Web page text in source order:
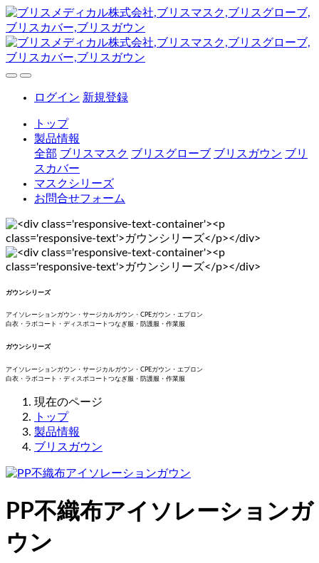
ログイン 新規登録
トップ
製品情報
全部 ブリスマスク ブリスグローブ ブリスガウン ブリ
スカバー
マスクシリーズ
お問合せフォーム
ガウンシリーズ
アイソレーションガウン・サージカルガウン・CPEガウン・エプロン
白衣・ラボコート・ディスポコートつなぎ服・防護服・作業服
ガウンシリーズ
アイソレーションガウン・サージカルガウン・CPEガウン・エプロン
白衣・ラボコート・ディスポコートつなぎ服・防護服・作業服
現在のページ
トップ
製品情報
ブリスガウン
PP不織布アイソレーションガ
ウン